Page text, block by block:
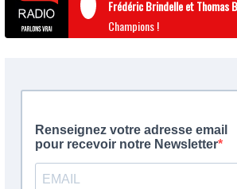
Frédéric Brindelle et Thomas
Champions !